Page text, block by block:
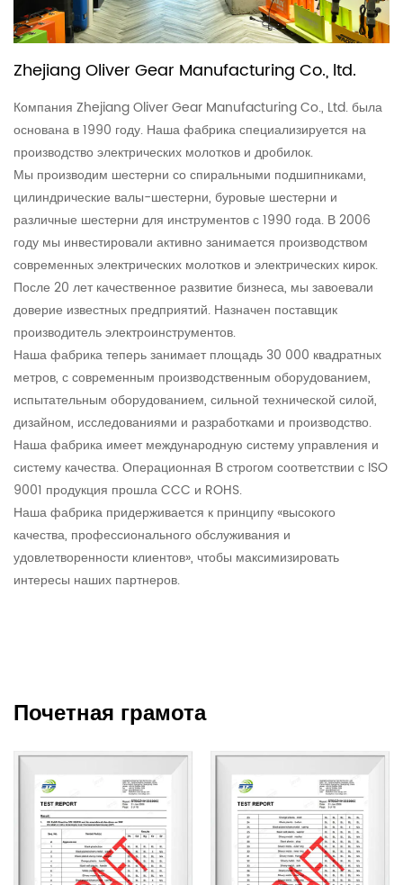
4. Уход за домом: подходит для снятия стен и
разрушения плитки при работах по обслуживанию
Примечание:
1. Пожалуйста, внимательно прочитайте руководство
по эксплуатации продукта перед использованием и
используйте его правильно в соответствии с
требованиями руководства.
2. Для обеспечения личной безопасности
используйте соответствующие средства защиты,
такие как очки и перчатки.
3. Не используйте отбойный молоток для
непредусмотренных работ по сносу, чтобы избежать
повреждений или несчастных случаев.
4. Периодически проверяйте, не поврежден ли шнур
питания и вилка молотка. В этом случае замените их
вовремя.
5. Держите молоток чистым и сухим, избегайте
попадания воды и мусора, чтобы не мешать
нормальному использованию.
удобный инструмент для сноса. Сочетание мощного
двигателя, высокой энергии удара и высокой частоты
ударов позволяет ему быстро и эффективно
измельчать различные материалы. В то же время
широкий диапазон адаптации напряжения и частоты,
а также конструкция шестигранной головки еще
Zhejiang Oliver Gear Manufacturing Co., ltd.
Компания Zhejiang Oliver Gear Manufacturing Co., Ltd. была
основана в 1990 году. Наша фабрика специализируется на
производство электрических молотков и дробилок.
Мы производим шестерни со спиральными подшипниками,
цилиндрические валы-шестерни, буровые шестерни и
различные шестерни для инструментов с 1990 года. В 2006
году мы инвестировали активно занимается производством
современных электрических молотков и электрических кирок.
После 20 лет качественное развитие бизнеса, мы завоевали
доверие известных предприятий. Назначен поставщик
производитель электроинструментов.
Наша фабрика теперь занимает площадь 30 000 квадратных
метров, с современным производственным оборудованием,
испытательным оборудованием, сильной технической силой,
дизайном, исследованиями и разработками и производство.
Наша фабрика имеет международную систему управления и
систему качества. Операционная В строгом соответствии с ISO
9001 продукция прошла CCC и ROHS.
Наша фабрика придерживается к принципу «высокого
качества, профессионального обслуживания и
удовлетворенности клиентов», чтобы максимизировать
интересы наших партнеров.
Почетная грамота